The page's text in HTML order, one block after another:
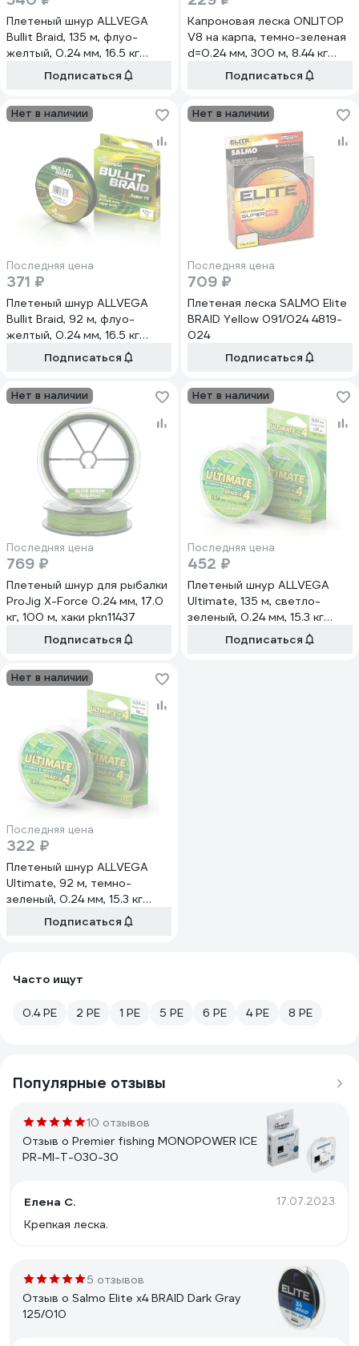
Плетеный шнур ALLVEGA
Bullit Braid, 135 м, флуо-
желтый, 0.24 мм, 16.5 кг
BB135Y24Подписаться
Капроновая леска ONLITOP
V8 на карпа, темно-зеленая
d=0.24 мм, 300 м, 8.44 кг
Подписаться
Нет в наличии
Последняя цена
371 ₽
Плетеный шнур ALLVEGA
Bullit Braid, 92 м, флуо-
желтый, 0.24 мм, 16.5 кг
BB92Y24Подписаться
Нет в наличии
Последняя цена
709 ₽
Плетеная леска SALMO Elite
BRAID Yellow 091/024 4819-
024
Подписаться
Нет в наличии
Последняя цена
769 ₽
Плетеный шнур для рыбалки
ProJig X-Force 0.24 мм, 17.0
кг, 100 м, хаки pkn11437
Подписаться
Нет в наличии
Последняя цена
452 ₽
Плетеный шнур ALLVEGA
Ultimate, 135 м, светло-
зеленый, 0.24 мм, 15.3 кг
U135LGR024Подписаться
Нет в наличии
Последняя цена
322 ₽
Плетеный шнур ALLVEGA
Ultimate, 92 м, темно-
зеленый, 0.24 мм, 15.3 кг
U92DGR024Подписаться
Часто ищут
0.4 PE 2 PE 1 PE 5 PE 6 PE 4 PE 8 PE
Популярные отзывы
10 отзывов
Отзыв о Premier fishing MONOPOWER ICE
PR-MI-T-030-30
Елена С. 17.07.2023
Крепкая леска.
5 отзывов
Отзыв о Salmo Elite х4 BRAID Dark Gray
125/010